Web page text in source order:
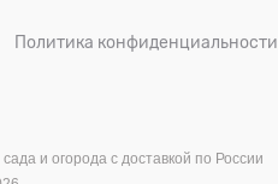
Политика конфиденциальности
и огорода с доставкой по России